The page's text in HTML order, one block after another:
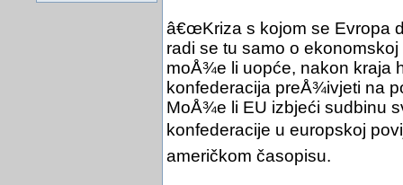
â€œKriza s kojom se Evropa
radi se tu samo o
moÅ¾e li uopće, nakon kraja
konfederacija preÅ¾ivjeti na
MoÅ¾e li EU izbjeći sudbinu
konfederacije u europskoj
američkom časopisu.